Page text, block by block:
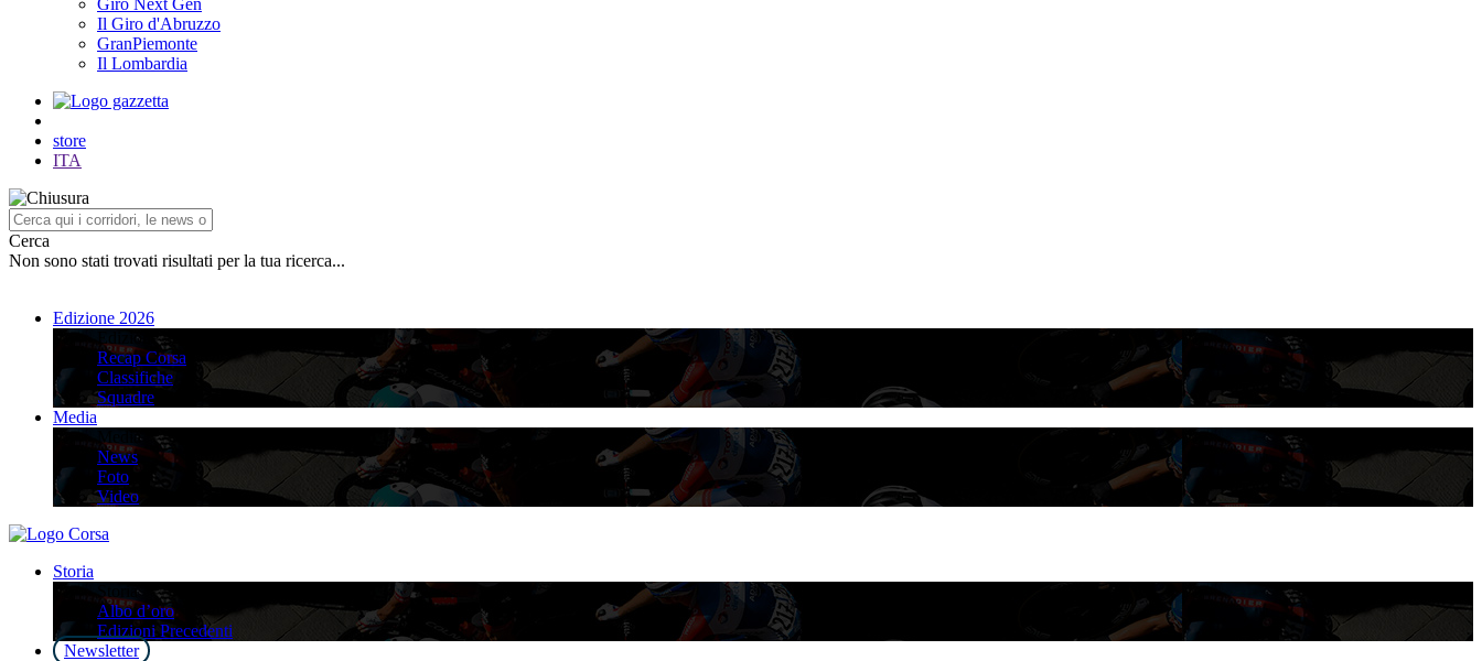
Giro Next Gen
Il Giro d'Abruzzo
GranPiemonte
Il Lombardia
store
ITA
Cerca
Non sono stati trovati risultati per la tua ricerca...
Edizione 2026
Edizione 2026
Recap Corsa
Classifiche
Squadre
Media
Media
News
Foto
Video
Storia
Storia
Albo d’oro
Edizioni Precedenti
Newsletter